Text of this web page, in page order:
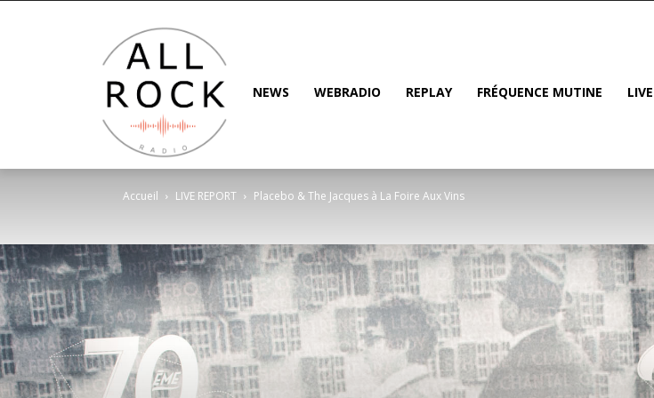
NEWS WEBRADIO REPLAY FRÉQUENCE MUTINE
Accueil LIVE REPORT Placebo & The Jacques à La Foire Aux Vins